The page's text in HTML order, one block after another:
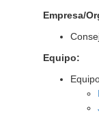
Empresa/
Equipo: